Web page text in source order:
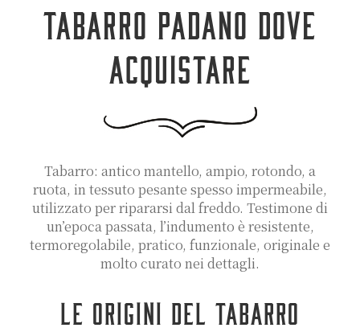
TABARRO PADANO DOVE
ACQUISTARE
Tabarro: antico mantello, ampio, rotondo, a
ruota, in tessuto pesante spesso impermeabile,
utilizzato per ripararsi dal freddo. Testimone di
un’epoca passata, l’indumento è resistente,
termoregolabile, pratico, funzionale, originale e
molto curato nei dettagli.
LE ORIGINI DEL TABARRO